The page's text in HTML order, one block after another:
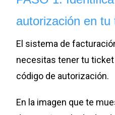
autorización en tu
El sistema de
necesitas tener tu ticket
código de autorización.
En la imagen que te